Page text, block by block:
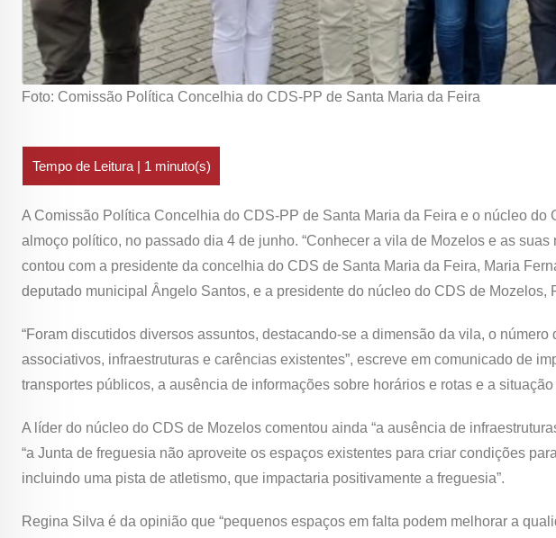
Foto: Comissão Política Concelhia do CDS-PP de Santa Maria da Feira
A Comissão Política Concelhia do CDS-PP de Santa Maria da Feira e o núcleo do
almoço político, no passado dia 4 de junho. “Conhecer a vila de Mozelos e as
contou com a presidente da concelhia do CDS de Santa Maria da Feira, Maria
deputado municipal Ângelo Santos, e a presidente do núcleo do CDS de Mozelos,
“Foram discutidos diversos assuntos, destacando-se a dimensão da vila, o
associativos, infraestruturas e carências existentes”, escreve em comunicado de
transportes públicos, a ausência de informações sobre horários e rotas e a
A líder do núcleo do CDS de Mozelos comentou ainda “a ausência de
“a Junta de freguesia não aproveite os espaços existentes para criar condições
incluindo uma pista de atletismo, que impactaria positivamente a freguesia”.
Regina Silva é da opinião que “pequenos espaços em falta podem melhorar a